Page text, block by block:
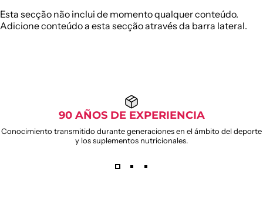
Esta secção não inclui de momento qualquer conteúdo.
Adicione conteúdo a esta secção através da barra lateral.
90 AÑOS DE EXPERIENCIA
Conocimiento transmitido durante generaciones en el ámbito del deporte
y los suplementos nutricionales.